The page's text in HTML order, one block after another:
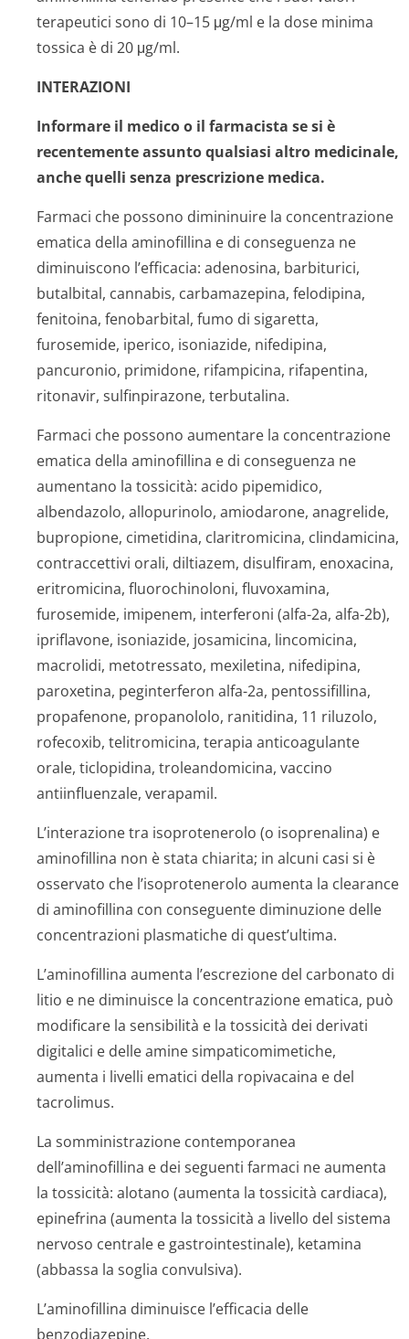
terapeutici sono di 10–15 μg/ml e la dose minima
tossica è di 20 μg/ml.
INTERAZIONI
Informare il medico o il farmacista se si è
recentemente assunto qualsiasi altro medicinale,
anche quelli senza prescrizione medica.
Farmaci che possono dimininuire la concentrazione
ematica della aminofillina e di conseguenza ne
diminuiscono l’efficacia: adenosina, barbiturici,
butalbital, cannabis, carbamazepina, felodipina,
fenitoina, fenobarbital, fumo di sigaretta,
furosemide, iperico, isoniazide, nifedipina,
pancuronio, primidone, rifampicina, rifapentina,
ritonavir, sulfinpirazone, terbutalina.
Farmaci che possono aumentare la concentrazione
ematica della aminofillina e di conseguenza ne
aumentano la tossicità: acido pipemidico,
albendazolo, allopurinolo, amiodarone, anagrelide,
bupropione, cimetidina, claritromicina, clindamicina,
contraccettivi orali, diltiazem, disulfiram, enoxacina,
eritromicina, fluorochinoloni, fluvoxamina,
furosemide, imipenem, interferoni (alfa-2a, alfa-2b),
ipriflavone, isoniazide, josamicina, lincomicina,
macrolidi, metotressato, mexiletina, nifedipina,
paroxetina, peginterferon alfa-2a, pentossifillina,
propafenone, propanololo, ranitidina, 11 riluzolo,
rofecoxib, telitromicina, terapia anticoagulante
orale, ticlopidina, troleandomicina, vaccino
antiinfluenzale, verapamil.
L’interazione tra isoprotenerolo (o isoprenalina) e
aminofillina non è stata chiarita; in alcuni casi si è
osservato che l’isoprotenerolo aumenta la clearance
di aminofillina con conseguente diminuzione delle
concentrazioni plasmatiche di quest’ultima.
L’aminofillina aumenta l’escrezione del carbonato di
litio e ne diminuisce la concentrazione ematica, può
modificare la sensibilità e la tossicità dei derivati
digitalici e delle amine simpaticomimetiche,
aumenta i livelli ematici della ropivacaina e del
tacrolimus.
La somministrazione contemporanea
dell’aminofillina e dei seguenti farmaci ne aumenta
la tossicità: alotano (aumenta la tossicità cardiaca),
epinefrina (aumenta la tossicità a livello del sistema
nervoso centrale e gastrointestinale), ketamina
(abbassa la soglia convulsiva).
L’aminofillina diminuisce l’efficacia delle
benzodiazepine.